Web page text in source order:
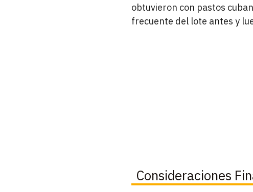
obtuvieron con pastos
frecuente del lote antes y
Consideraciones